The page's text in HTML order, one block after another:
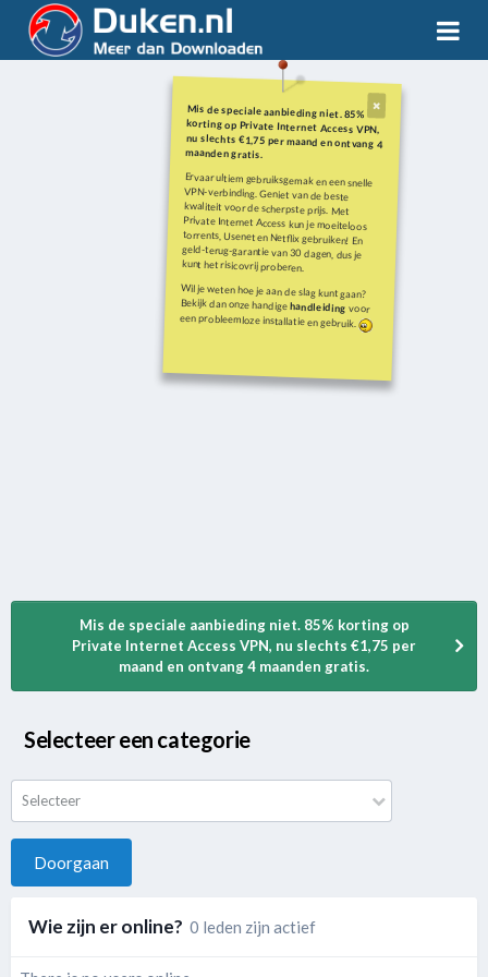
Mis de speciale aanbieding niet. 85%
korting op Private Internet Access VPN,
nu slechts €1,75 per maand en ontvang 4
maanden gratis.
Ervaar ultiem gebruiksgemak en een snelle
VPN-verbinding. Geniet van de beste
kwaliteit voor de scherpste prijs. Met
Private Internet Access kun je moeiteloos
torrents, Usenet en Netflix gebruiken! En
geld-terug-garantie van 30 dagen, dus je
kunt het risicovrij proberen.
Wil je weten hoe je aan de slag kunt gaan?
Bekijk dan onze handigehandleiding voor
een probleemloze installatie en gebruik.
Mis de speciale aanbieding niet. 85% korting op
Private Internet Access VPN, nu slechts €1,75 per
maand en ontvang 4 maanden gratis.
Selecteer een categorie
Selecteer
Doorgaan
Wie zijn er online? 0 leden zijn actief